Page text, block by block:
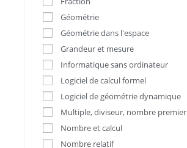
Géométrie
Géométrie dans l'espace
Grandeur et mesure
Informatique sans ordinateur
Logiciel de calcul formel
Logiciel de géométrie dynamique
Multiple, diviseur, nombre premier
Nombre et calcul
Nombre relatif